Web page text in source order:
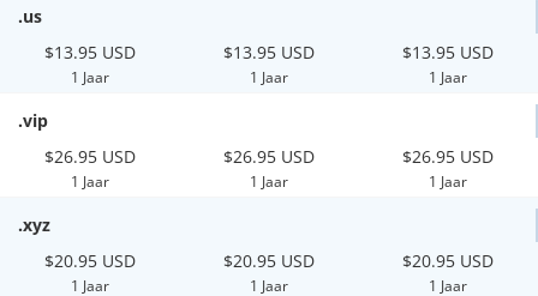
.us
$13.95 USD
1 Jaar
$13.95 USD
1 Jaar
$13.95 USD
1 Jaar
.vip
$26.95 USD
1 Jaar
$26.95 USD
1 Jaar
$26.95 USD
1 Jaar
.xyz
$20.95 USD
1 Jaar
$20.95 USD
1 Jaar
$20.95 USD
1 Jaar